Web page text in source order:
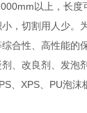
以上，长
，切割用人少
合性、高性能的
、改良剂、发
、XPS、PU泡